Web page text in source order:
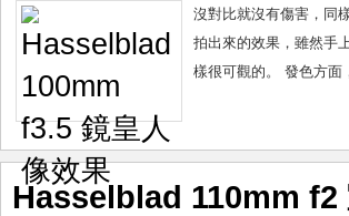
沒對比就沒有傷害，同
拍出來的效果，雖然手
樣很可觀的。 發色方面
Hasselblad 110mm f2